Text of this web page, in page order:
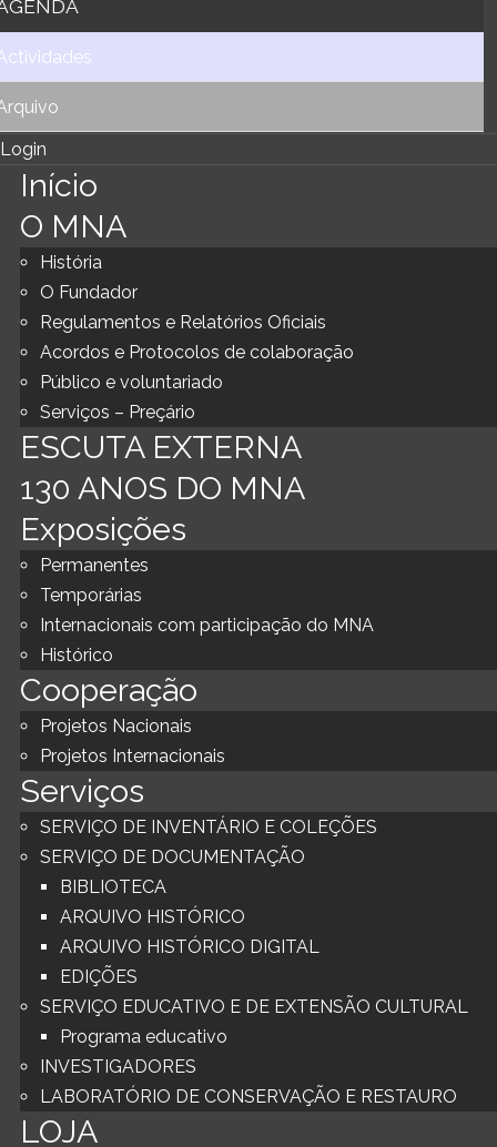
Login
Início
O MNA
História
O Fundador
Regulamentos e Relatórios Oficiais
Acordos e Protocolos de colaboração
Público e voluntariado
Serviços – Preçário
ESCUTA EXTERNA
130 ANOS DO MNA
Exposições
Permanentes
Temporárias
Internacionais com participação do MNA
Histórico
Cooperação
Projetos Nacionais
Projetos Internacionais
Serviços
SERVIÇO DE INVENTÁRIO E COLEÇÕES
SERVIÇO DE DOCUMENTAÇÃO
BIBLIOTECA
ARQUIVO HISTÓRICO
ARQUIVO HISTÓRICO DIGITAL
EDIÇÕES
SERVIÇO EDUCATIVO E DE EXTENSÃO CULTURAL
Programa educativo
INVESTIGADORES
LABORATÓRIO DE CONSERVAÇÃO E RESTAURO
LOJA